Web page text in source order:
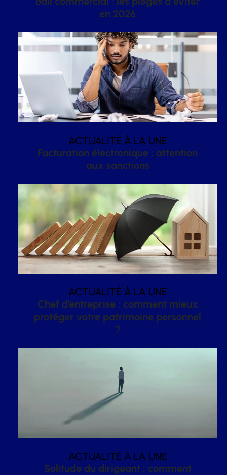
en 2026
ACTUALITÉ À LA UNE
Facturation électronique : attention
aux sanctions
ACTUALITÉ À LA UNE
Chef d’entreprise : comment mieux
protéger votre patrimoine personnel
?
ACTUALITÉ À LA UNE
Solitude du dirigeant : comment